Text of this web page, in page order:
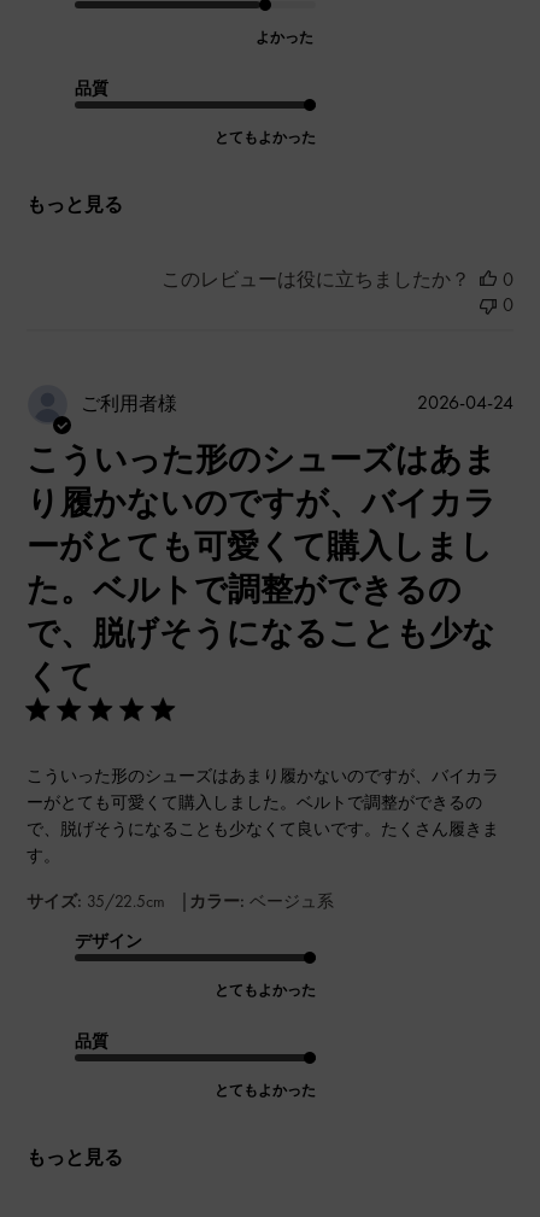
よかった
品質
とてもよかった
もっと見る
このレビューは役に立ちましたか？
0
0
ご利用者様
こういった形のシューズはあま
り履かないのですが、バイカラ
ーがとても可愛くて購入しまし
た。ベルトで調整ができるの
で、脱げそうになることも少な
くて
こういった形のシューズはあまり履かないのですが、バイカラ
ーがとても可愛くて購入しました。ベルトで調整ができるの
で、脱げそうになることも少なくて良いです。たくさん履きま
す。
サイズ: 35/22.5cm | カラー: ベージュ系
デザイン
とてもよかった
品質
とてもよかった
もっと見る
公
2026-04-24